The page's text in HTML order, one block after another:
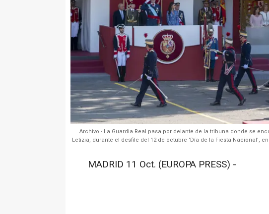
Archivo - La Guardia Real pasa por delante de la tribuna donde se
Letizia, durante el desfile del 12 de octubre 'Día de la Fiesta Nacional',
MADRID 11 Oct. (EUROPA PRESS) -